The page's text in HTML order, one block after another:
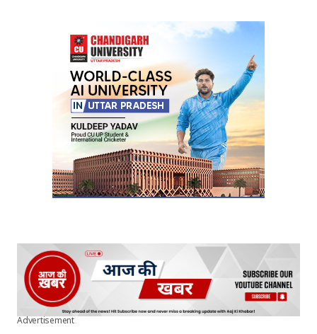
Your E-mail*
Submit Comment
Advertisement